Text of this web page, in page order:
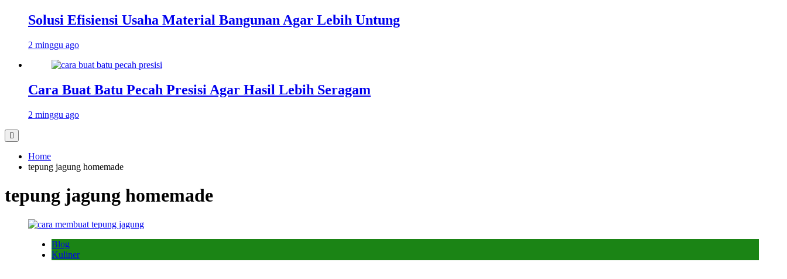
Solusi Efisiensi Usaha Material Bangunan Agar Lebih Untung
2 minggu ago
Cara Buat Batu Pecah Presisi Agar Hasil Lebih Seragam
2 minggu ago
Home
tepung jagung homemade
tepung jagung homemade
Blog
Kuliner